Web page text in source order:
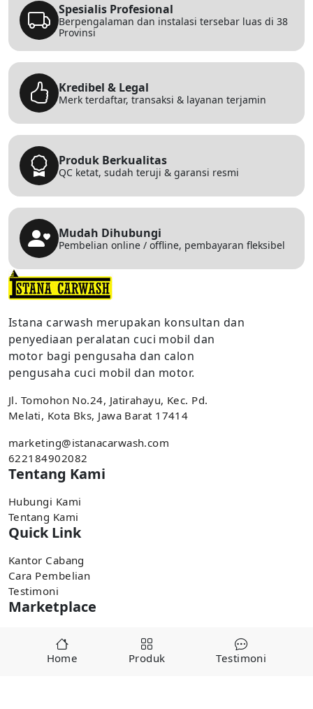
Spesialis Profesional
Berpengalaman dan instalasi tersebar luas di 38
Provinsi
Kredibel & Legal
Merk terdaftar, transaksi & layanan terjamin
Produk Berkualitas
QC ketat, sudah teruji & garansi resmi
Mudah Dihubungi
Pembelian online / offline, pembayaran fleksibel
Home Produk Testimoni
Istana carwash merupakan konsultan dan
penyediaan peralatan cuci mobil dan
motor bagi pengusaha dan calon
pengusaha cuci mobil dan motor.
Jl. Tomohon No.24, Jatirahayu, Kec. Pd.
Melati, Kota Bks, Jawa Barat 17414
marketing@istanacarwash.com
622184902082
Tentang Kami
Hubungi Kami
Tentang Kami
Quick Link
Kantor Cabang
Cara Pembelian
Testimoni
Marketplace
Pembelian tersedia di marketplace,
Tokopedia